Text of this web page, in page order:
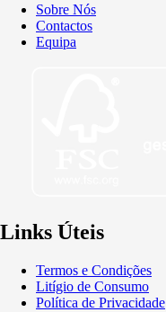
Sobre Nós
Contactos
Equipa
Links Úteis
Termos e Condições
Litígio de Consumo
Política de Privacidade